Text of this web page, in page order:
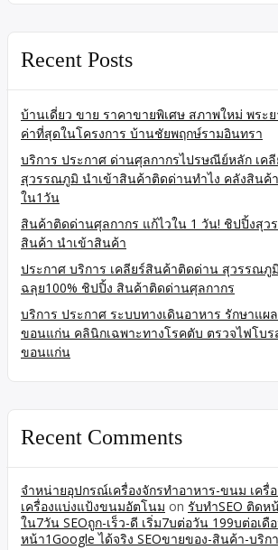
Recent Posts
บ้านเดี่ยว ขาย ราคาขายพิเศษ สภาพใหม่ พระ
ค่าที่สุดในโครงการ บ้านชัยพฤกษ์รามอินทรา
บริการ ประกาศ ด่านศุลกากรไปรษณีย์หลัก เค
สุวรรณภูมิ นำเข้าสินค้าติดด่านทำไง คลังสิน
ใน1วัน
สินค้าติดด่านศุลกากร แก้ไวใน 1 วัน! ชิปปิ้งสุว
สินค้า นำเข้าสินค้า
ประกาศ บริการ เคลียร์สินค้าติดด่าน สุวรรณภู
ฉลุย100% ชิปปิ้ง สินค้าติดด่านศุลกากร
บริการ ประกาศ ระบบทางเดินอาหาร รักษาแผ
ขอนแก่น คลินิกเฉพาะทางโรคตับ ตรวจไฟโบร
ขอนแก่น
Recent Comments
จำหน่ายอุปกรณ์เครื่องจักรทำอาหาร-ขนม เครื่
เครื่องแบ่งแป้งขนมอัตโนม on รับทำSEO ติดห
ใน7วัน SEOถูก-เร็ว-ดี เริ่ม7บต่อวัน 199บต่อเดื
หน้า1Google ได้จริง SEOขายของ-สินค้า-บริก